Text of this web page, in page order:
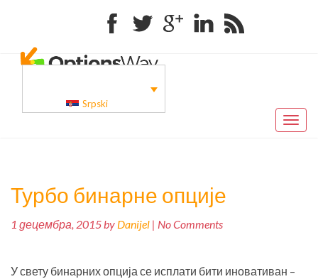
FacebookTwitter Google+Linkedin RSS
Srpski
Toggle
Турбо бинарне опције
1 децембра, 2015 by Danijel | No Comments
У свету бинарних опција се исплати бити иновативан –